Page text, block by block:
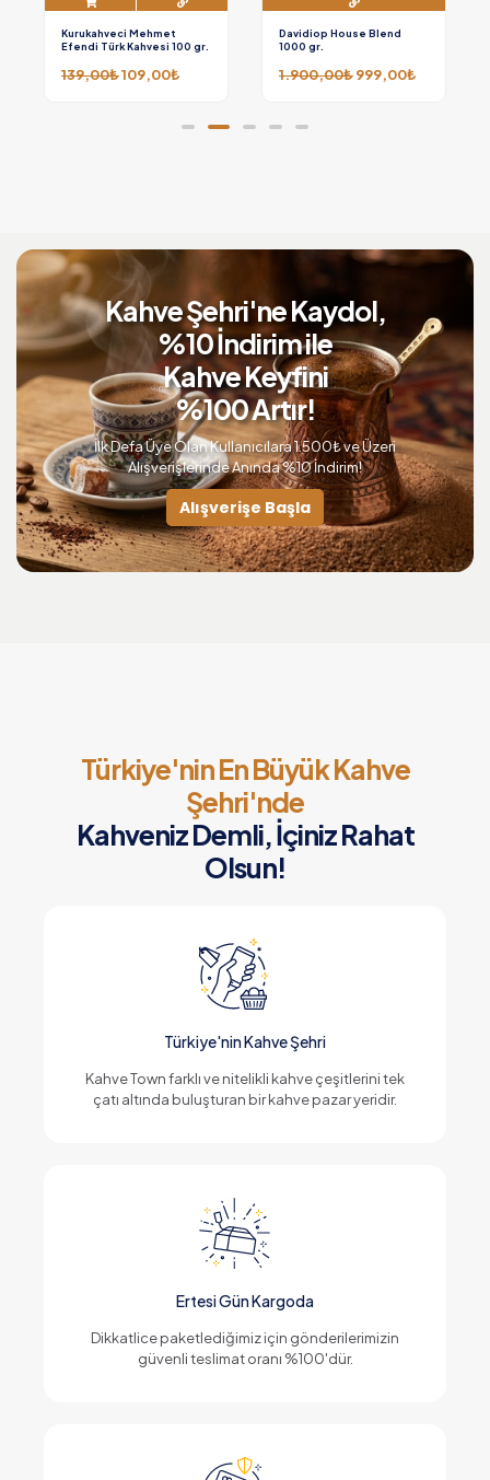
Kurukahveci Mehmet
Efendi Türk Kahvesi 100 gr.
139,00₺109,00₺
Davidiop House Blend
1000 gr.
1.900,00₺999,00₺
Kahve Şehri'ne Kaydol,
%10 İndirim ile
Kahve Keyfini
%100 Artır!
İlk Defa Üye Olan Kullanıcılara 1.500₺ ve Üzeri
Alışverişlerinde Anında %10 İndirim!
Alışverişe Başla
Türkiye'nin En Büyük Kahve
Şehri'nde
Kahveniz Demli, İçiniz Rahat
Olsun!
Türkiye'nin Kahve Şehri
Kahve Town farklı ve nitelikli kahve çeşitlerini tek
çatı altında buluşturan bir kahve pazar yeridir.
Ertesi Gün Kargoda
Dikkatlice paketlediğimiz için gönderilerimizin
güvenli teslimat oranı %100'dür.